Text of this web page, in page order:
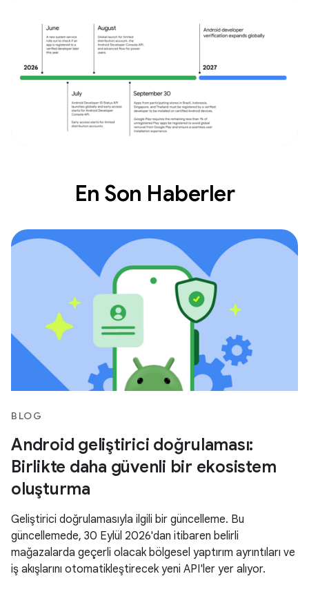
En Son Haberler
BLOG
Android geliştirici doğrulaması:
Birlikte daha güvenli bir ekosistem
oluşturma
Geliştirici doğrulamasıyla ilgili bir güncelleme. Bu
güncellemede, 30 Eylül 2026'dan itibaren belirli
mağazalarda geçerli olacak bölgesel yaptırım ayrıntıları ve
iş akışlarını otomatikleştirecek yeni API'ler yer alıyor.